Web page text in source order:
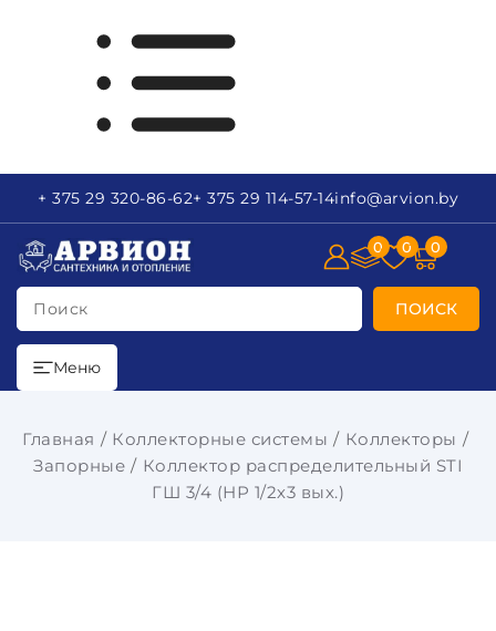
+ 375 29 320-86-62+ 375 29 114-57-14info@arvion.by
Поиск ПОИСК
0 0 0
Меню
Главная Коллекторные системы
Коллекторы
Запорные
Коллектор распределительный STI
ГШ 3/4 (НР 1/2х3 вых.)